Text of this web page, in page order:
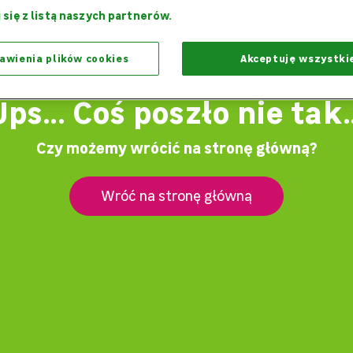
Coś poszło nie
Czy możemy wrócić na stronę główną?
Wróć na stronę główną
się z listą naszych partnerów.
plików cookies Akceptuję